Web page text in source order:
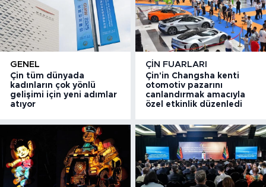
GENEL
Çin tüm dünyada
kadınların çok yönlü
gelişimi için yeni adımlar
atıyor
ÇIN FUARLARI
Çin'in Changsha kenti
otomotiv pazarını
canlandırmak amacıyla
özel etkinlik düzenledi